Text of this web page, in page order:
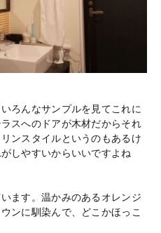
ろんなサンプルを見てこれに
スへのドアが木材だからそれ
ンスタイルというのもあるけ
しやすいからいいですよね
ます。温かみのあるオレンジ
ンに馴染んで、どこかほっこ